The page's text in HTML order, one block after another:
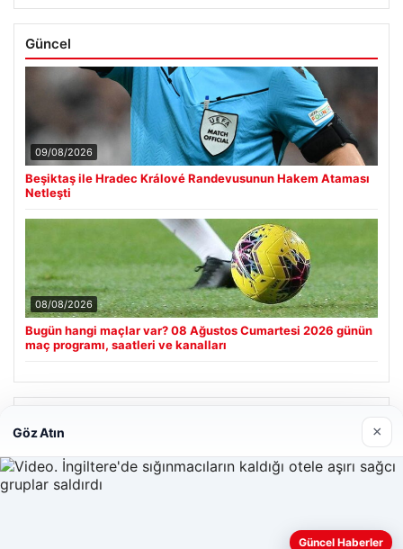
Güncel
09/08/2026
Beşiktaş ile Hradec Králové Randevusunun Hakem Ataması
Netleşti
08/08/2026
Bugün hangi maçlar var? 08 Ağustos Cumartesi 2026 günün
maç programı, saatleri ve kanalları
Göz Atın ×
Güncel Haberler